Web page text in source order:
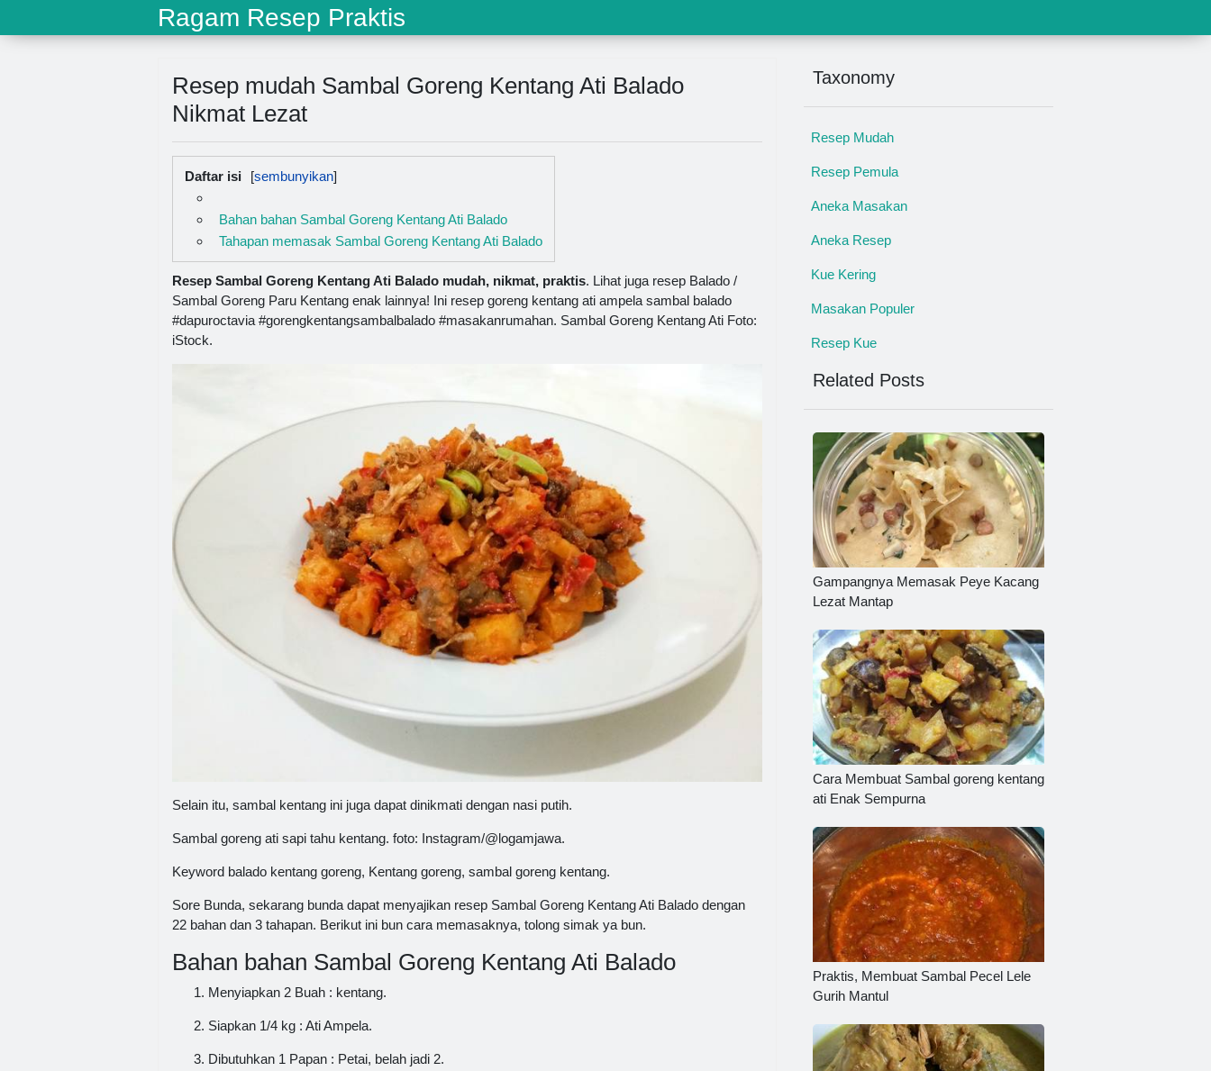
Ragam Resep Praktis
Resep mudah Sambal Goreng Kentang Ati Balado
Nikmat Lezat
Daftar isi
Bahan bahan Sambal Goreng Kentang Ati Balado
Tahapan memasak Sambal Goreng Kentang Ati Balado
Resep Sambal Goreng Kentang Ati Balado mudah, nikmat, praktis. Lihat juga resep Balado /
Sambal Goreng Paru Kentang enak lainnya! Ini resep goreng kentang ati ampela sambal balado
#dapuroctavia #gorengkentangsambalbalado #masakanrumahan. Sambal Goreng Kentang Ati Foto:
iStock.
Selain itu, sambal kentang ini juga dapat dinikmati dengan nasi putih.
Sambal goreng ati sapi tahu kentang. foto: Instagram/@logamjawa.
Keyword balado kentang goreng, Kentang goreng, sambal goreng kentang.
Sore Bunda, sekarang bunda dapat menyajikan resep Sambal Goreng Kentang Ati Balado dengan
22 bahan dan 3 tahapan. Berikut ini bun cara memasaknya, tolong simak ya bun.
Bahan bahan Sambal Goreng Kentang Ati Balado
Menyiapkan 2 Buah : kentang.
Siapkan 1/4 kg : Ati Ampela.
Dibutuhkan 1 Papan : Petai, belah jadi 2.
Taxonomy
Resep Mudah
Resep Pemula
Aneka Masakan
Aneka Resep
Kue Kering
Masakan Populer
Resep Kue
Related Posts
Gampangnya Memasak Peye Kacang
Lezat Mantap
Cara Membuat Sambal goreng kentang
ati Enak Sempurna
Praktis, Membuat Sambal Pecel Lele
Gurih Mantul